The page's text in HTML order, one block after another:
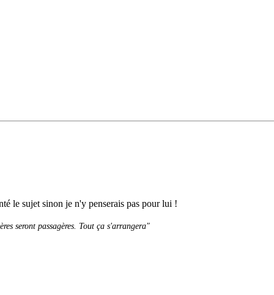
le sujet sinon je n'y penserais pas pour lui !
seront passagères. Tout ça s'arrangera"